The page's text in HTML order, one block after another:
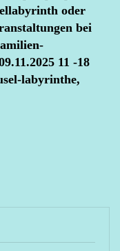
oder
bei
11 -18
labyrinthe,